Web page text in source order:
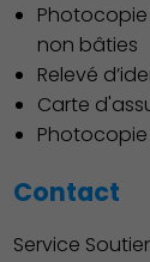
Famille
Photocopie
non bâties
Relevé
Carte
Contact
Service